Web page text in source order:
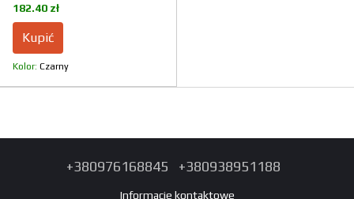
182.40 zł
Kupić
Kolor Czarny
+380976168845 +380938951188
Informacje kontaktowe